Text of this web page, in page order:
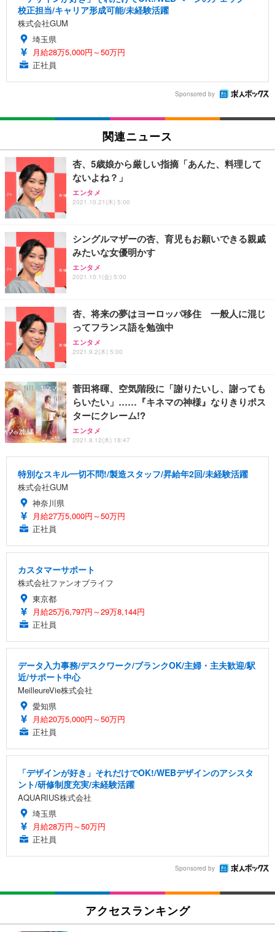
校正担当/キャリア形成可能/未経験活躍
株式会社GUM
埼玉県
月給28万5,000円～50万円
正社員
Sponsored by
関連ニュース
杏、5歳娘から厳しい指摘「あんた、料理して
ないよね？」
エンタメ
2021.10.21(木) 5:00
シングルマザーの杏、育児もお願いできる親戚
みたいな女優明かす
エンタメ
2021.10.1(金) 5:00
杏、将来の夢はヨーロッパ移住 一般人に混じ
ってフランス語を勉強中
エンタメ
2021.9.2(木) 5:00
菅田将暉、空気階段に「謝りたいし、謝っても
らいたい」……『キネマの神様』なりきりポス
ターにクレーム!?
エンタメ
2021.8.12(木) 18:47
特別なスキル一切不問!/製造スタッフ/昇給年2回/未経験活躍
株式会社GUM
神奈川県
月給27万5,000円～50万円
正社員
カスタマーサポート
株式会社ファンオブライフ
東京都
月給25万6,797円～29万8,144円
正社員
データ入力事務/デスクワーク/ブランクOK/主婦・主夫歓迎/駅
近/サポート中心
MeilleureVie株式会社
愛知県
月給20万5,000円～50万円
正社員
「デザインが好き」それだけでOK!/WEBデザインのアシスタ
ント/研修制度充実/未経験活躍
AQUARIUS株式会社
埼玉県
月給28万円～50万円
正社員
Sponsored by
アクセスランキング